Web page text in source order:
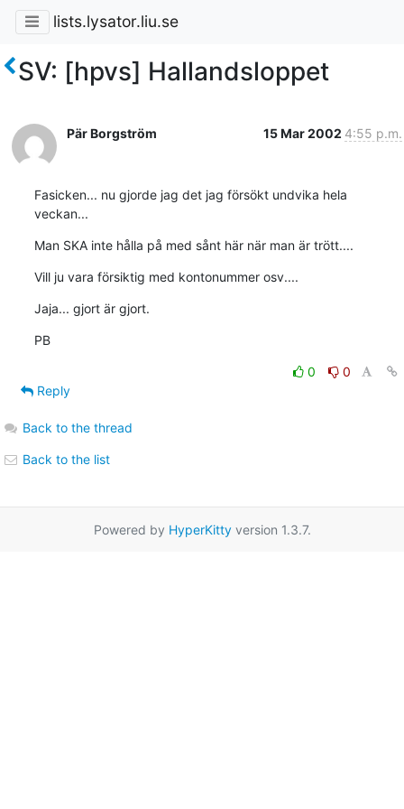
lists.lysator.liu.se
SV: [hpvs] Hallandsloppet
Pär Borgström 15 Mar 2002 4:55 p.m.
Fasicken... nu gjorde jag det jag försökt undvika hela
veckan...
Man SKA inte hålla på med sånt här när man är trött....
Vill ju vara försiktig med kontonummer osv....
Jaja... gjort är gjort.
PB
0
0
Reply
Back to the thread
Back to the list
Powered by HyperKittyversion 1.3.7.